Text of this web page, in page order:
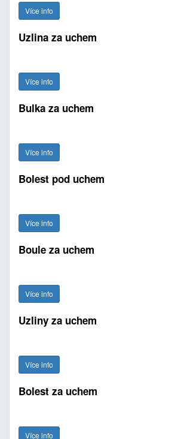
Více info
Uzlina za uchem
Více info
Bulka za uchem
Více info
Bolest pod uchem
Více info
Boule za uchem
Více info
Uzliny za uchem
Více info
Bolest za uchem
Více info